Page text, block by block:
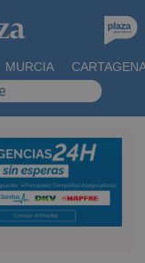
MURCIA